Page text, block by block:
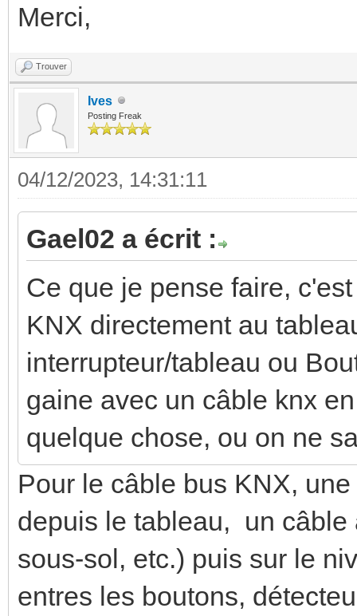
Merci,
Trouver
Ives
Posting Freak
04/12/2023, 14:31:11
Gael02 a écrit :
Ce que je pense faire,
KNX directement au
interrupteur/tableau ou
gaine avec un câble knx
quelque chose, ou on ne
Pour le câble bus KNX,
depuis le tableau, un câble
sous-sol, etc.) puis sur le
entres les boutons,